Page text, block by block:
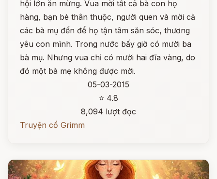
hội lớn ăn mừng. Vua mời tất cả bà con họ
hàng, bạn bè thân thuộc, người quen và mời cả
các bà mụ đến để họ tận tâm săn sóc, thương
yêu con mình. Trong nước bấy giờ có mười ba
bà mụ. Nhưng vua chỉ có mười hai đĩa vàng, do
đó một bà mẹ không được mời.
05-03-2015
⭐ 4.8
8,094 lượt đọc
Truyện cổ Grimm